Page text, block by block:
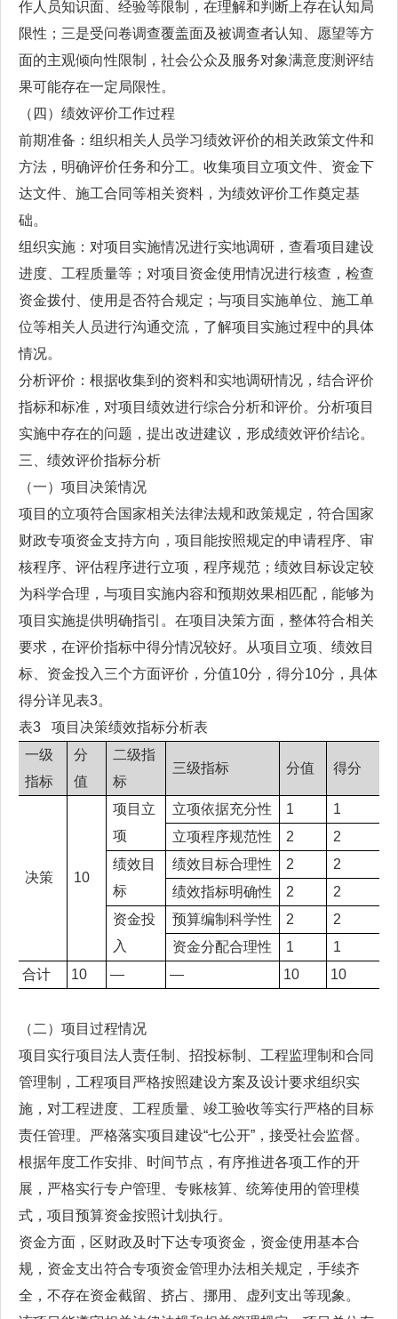
作人员知识面、经验等限制，在理解和判断上存在认知局
限性；三是受问卷调查覆盖面及被调查者认知、愿望等方
面的主观倾向性限制，社会公众及服务对象满意度测评结
果可能存在一定局限性。
（四）绩效评价工作过程
前期准备：组织相关人员学习绩效评价的相关政策文件和
方法，明确评价任务和分工。收集项目立项文件、资金下
达文件、施工合同等相关资料，为绩效评价工作奠定基
础。
组织实施：对项目实施情况进行实地调研，查看项目建设
进度、工程质量等；对项目资金使用情况进行核查，检查
资金拨付、使用是否符合规定；与项目实施单位、施工单
位等相关人员进行沟通交流，了解项目实施过程中的具体
情况。
分析评价：根据收集到的资料和实地调研情况，结合评价
指标和标准，对项目绩效进行综合分析和评价。分析项目
实施中存在的问题，提出改进建议，形成绩效评价结论。
三、绩效评价指标分析
（一）项目决策情况
项目的立项符合国家相关法律法规和政策规定，符合国家
财政专项资金支持方向，项目能按照规定的申请程序、审
核程序、评估程序进行立项，程序规范；绩效目标设定较
为科学合理，与项目实施内容和预期效果相匹配，能够为
项目实施提供明确指引。在项目决策方面，整体符合相关
要求，在评价指标中得分情况较好。从项目立项、绩效目
标、资金投入三个方面评价，分值10分，得分10分，具体
得分详见表3。
表3 项目决策绩效指标分析表
一级
指标
分
值
二级指
标
三级指标 分值 得分
决策 10
项目立
项
立项依据充分性 1
1
立项程序规范性
2
2
绩效目
标
绩效目标合理性 2
2
绩效指标明确性
2
2
资金投
入
预算编制科学性 2
2
资金分配合理性
1
1
合计
10 — — 10 10
（二）项目过程情况
项目实行项目法人责任制、招投标制、工程监理制和合同
管理制，工程项目严格按照建设方案及设计要求组织实
施，对工程进度、工程质量、竣工验收等实行严格的目标
责任管理。严格落实项目建设“七公开”，接受社会监督。
根据年度工作安排、时间节点，有序推进各项工作的开
展，严格实行专户管理、专账核算、统筹使用的管理模
式，项目预算资金按照计划执行。
资金方面，区财政及时下达专项资金，资金使用基本合
规，资金支出符合专项资金管理办法相关规定，手续齐
全，不存在资金截留、挤占、挪用、虚列支出等现象。